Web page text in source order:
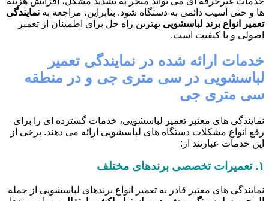
ها و حتی آسیب دائمی به دستگاه شود. بنابراین، مراجعه به نمایندگی
تعمیر انواع برند لباسشویی بهترین راه حل برای اطمینان از تعمیر
اصولی و با کیفیت است.
خدمات ارائه شده در نمایندگی تعمیر
لباسشویی در سی متری جی و در منطقه
سی متری جی
نمایندگی های معتبر تعمیر لباسشویی، خدمات گسترده ای را برای
رفع انواع مشکلات دستگاه های لباسشویی ارائه می دهند. برخی از
این خدمات عبارتند از:
۱. تعمیرات تخصصی برندهای مختلف
نمایندگی های معتبر قادر به تعمیر انواع برندهای لباسشویی از جمله